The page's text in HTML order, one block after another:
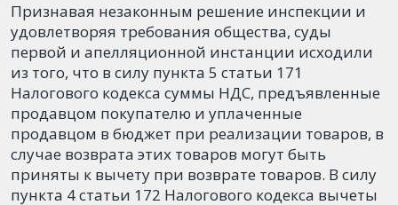
Признавая незаконным решение инспекции и
удовлетворяя требования общества, суды
первой и апелляционной инстанции исходили
из того, что в силу пункта 5 статьи 171
Налогового кодекса суммы НДС, предъявленные
продавцом покупателю и уплаченные
продавцом в бюджет при реализации товаров, в
случае возврата этих товаров могут быть
приняты к вычету при возврате товаров. В силу
пункта 4 статьи 172 Налогового кодекса вычеты